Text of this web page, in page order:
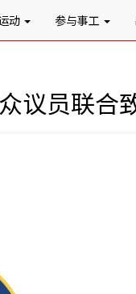
动 参与事工
议员联合